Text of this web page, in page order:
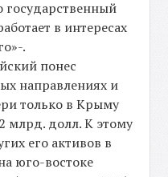
государственный
в интересах
.
понес
направлениях и
только в Крыму
млрд. долл. К этому
его активов в
юго-востоке